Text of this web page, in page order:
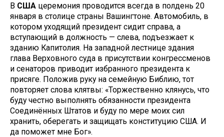
В США церемония проводится всегда в полдень 20
января в столице страны Вашингтоне. Автомобиль, в
котором уходящий президент сидит справа, а
вступающий в должность — слева, подъезжает к
зданию Капитолия. На западной лестнице здания
глава Верховного суда в присутствии конгрессменов
и сенаторов приводит избранного президента к
присяге. Положив руку на семейную Библию, тот
повторяет слова клятвы: «Торжественно клянусь, что
буду честно выполнять обязанности президента
Соединённых Штатов и буду по мере моих сил
хранить, оберегать и защищать конституцию США. И
да поможет мне Бог».